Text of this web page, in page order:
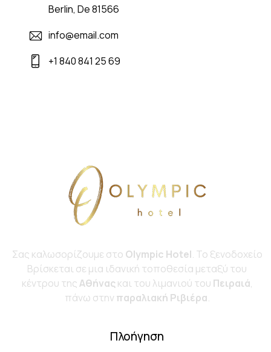
Berlin, De 81566
info@email.com
+1 840 841 25 69
Σας καλωσορίζουμε στο Olympic Hotel. Το ξενοδοχείο
Bρίσκεται σε μια ιδανική τοποθεσία μεταξύ του
κέντρου τηςΑθήνας και του λιμανιού του Πειραιά,
πάνω στην παραλιακή Ριβιέρα.
Πλοήγηση